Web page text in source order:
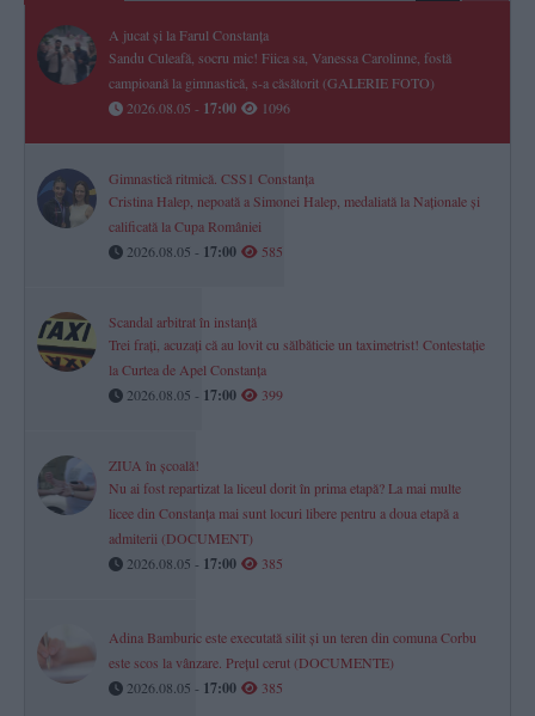
A jucat și la Farul Constanța
Sandu Culeafă, socru mic! Fiica sa, Vanessa Carolinne, fostă
campioană la gimnastică, s-a căsătorit (GALERIE FOTO)
2026.08.05 - 17:00 1096
Gimnastică ritmică. CSS1 Constanța
Cristina Halep, nepoată a Simonei Halep, medaliată la Naționale și
calificată la Cupa României
2026.08.05 - 17:00 585
Scandal arbitrat în instanță
Trei frați, acuzați că au lovit cu sălbăticie un taximetrist! Contestație
la Curtea de Apel Constanța
2026.08.05 - 17:00 399
ZIUA în școală!
Nu ai fost repartizat la liceul dorit în prima etapă? La mai multe
licee din Constanța mai sunt locuri libere pentru a doua etapă a
admiterii (DOCUMENT)
2026.08.05 - 17:00 385
Adina Bamburic este executată silit și un teren din comuna Corbu
este scos la vânzare. Prețul cerut (DOCUMENTE)
2026.08.05 - 17:00 385